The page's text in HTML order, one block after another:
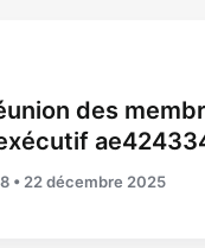
des
• 22 décembre 2025